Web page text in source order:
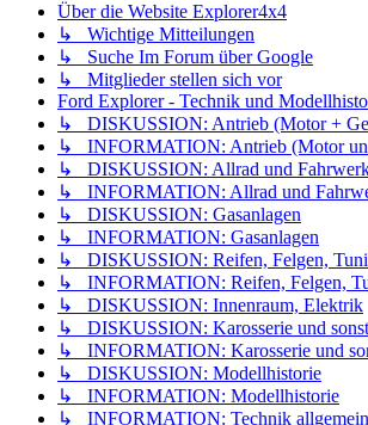
Über die Website Explorer4x4
↳ Wichtige Mitteilungen
↳ Suche Im Forum über Google
↳ Mitglieder stellen sich vor
Ford Explorer - Technik und
↳ DISKUSSION: Antrieb (Motor +
↳ INFORMATION: Antrieb (Motor
↳ DISKUSSION: Allrad und
↳ INFORMATION: Allrad und
↳ DISKUSSION: Gasanlagen
↳ INFORMATION: Gasanlagen
↳ DISKUSSION: Reifen, Felgen,
↳ INFORMATION: Reifen, Felgen,
↳ DISKUSSION: Innenraum, Elektrik
↳ DISKUSSION: Karosserie und
↳ INFORMATION: Karosserie und
↳ DISKUSSION: Modellhistorie
↳ INFORMATION: Modellhistorie
↳ INFORMATION: Technik allgemein